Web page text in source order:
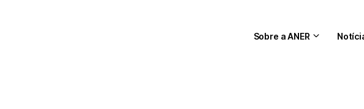
Sobre a ANER